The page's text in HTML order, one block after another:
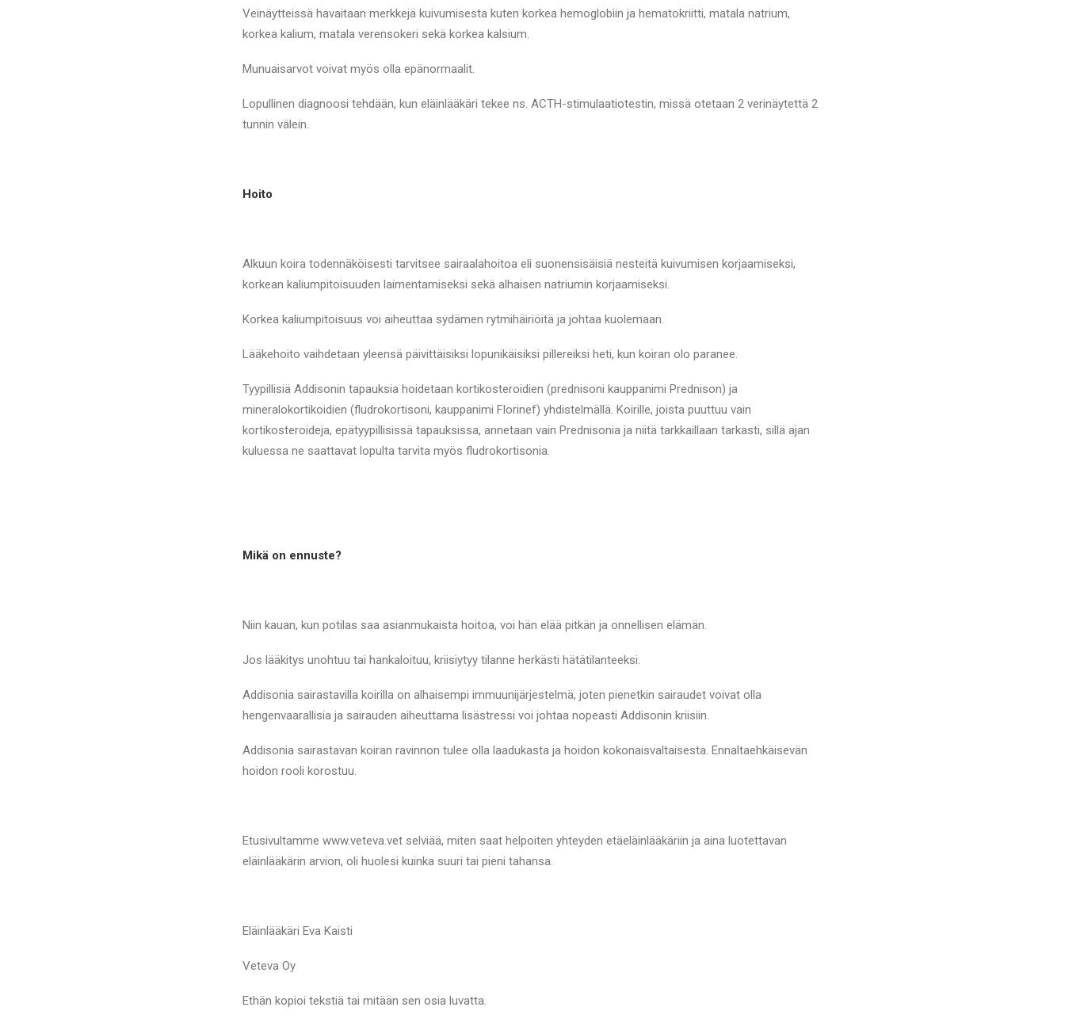
Veinäytteissä havaitaan merkkejä kuivumisesta kuten korkea hemoglobiin ja hematokriitti, matala natrium,
korkea kalium, matala verensokeri sekä korkea kalsium.
Munuaisarvot voivat myös olla epänormaalit.
Lopullinen diagnoosi tehdään, kun eläinlääkäri tekee ns. ACTH-stimulaatiotestin, missä otetaan 2 verinäytettä 2
tunnin välein.
Hoito
Alkuun koira todennäköisesti tarvitsee sairaalahoitoa eli suonensisäisiä nesteitä kuivumisen korjaamiseksi,
korkean kaliumpitoisuuden laimentamiseksi sekä alhaisen natriumin korjaamiseksi.
Korkea kaliumpitoisuus voi aiheuttaa sydämen rytmihäiriöitä ja johtaa kuolemaan.
Lääkehoito vaihdetaan yleensä päivittäisiksi lopunikäisiksi pillereiksi heti, kun koiran olo paranee.
Tyypillisiä Addisonin tapauksia hoidetaan kortikosteroidien (prednisoni kauppanimi Prednison) ja
mineralokortikoidien (fludrokortisoni, kauppanimi Florinef) yhdistelmällä. Koirille, joista puuttuu vain
kortikosteroideja, epätyypillisissä tapauksissa, annetaan vain Prednisonia ja niitä tarkkaillaan tarkasti, sillä ajan
kuluessa ne saattavat lopulta tarvita myös fludrokortisonia.
Mikä on ennuste?
Niin kauan, kun potilas saa asianmukaista hoitoa, voi hän elää pitkän ja onnellisen elämän.
Jos lääkitys unohtuu tai hankaloituu, kriisiytyy tilanne herkästi hätätilanteeksi.
Addisonia sairastavilla koirilla on alhaisempi immuunijärjestelmä, joten pienetkin sairaudet voivat olla
hengenvaarallisia ja sairauden aiheuttama lisästressi voi johtaa nopeasti Addisonin kriisiin.
Addisonia sairastavan koiran ravinnon tulee olla laadukasta ja hoidon kokonaisvaltaisesta. Ennaltaehkäisevän
hoidon rooli korostuu.
Etusivultamme www.veteva.vet selviää, miten saat helpoiten yhteyden etäeläinlääkäriin ja aina luotettavan
eläinlääkärin arvion, oli huolesi kuinka suuri tai pieni tahansa.
Eläinlääkäri Eva Kaisti
Veteva Oy
Ethän kopioi tekstiä tai mitään sen osia luvatta.